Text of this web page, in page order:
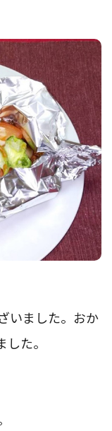
いました。おか
た。